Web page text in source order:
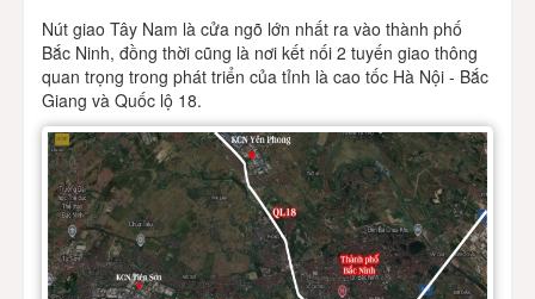
Nút giao Tây Nam là cửa ngõ lớn nhất ra vào thành phố
Bắc Ninh, đồng thời cũng là nơi kết nối 2 tuyến giao thông
quan trọng trong phát triển của tỉnh là cao tốc Hà Nội - Bắc
Giang và Quốc lộ 18.